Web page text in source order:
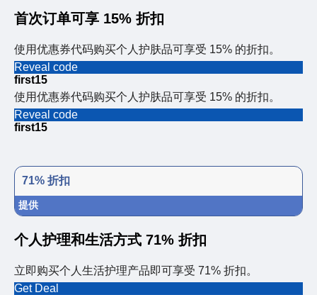
首次订单可享 15% 折扣
使用优惠券代码购买个人护肤品可享受 15% 的折扣。
Reveal code
first15
使用优惠券代码购买个人护肤品可享受 15% 的折扣。
Reveal code
first15
71% 折扣
提供
个人护理和生活方式 71% 折扣
立即购买个人生活护理产品即可享受 71% 折扣。
Get Deal